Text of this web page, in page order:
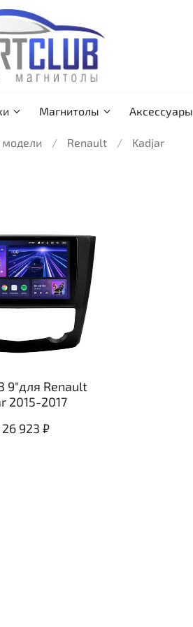
Магнитолы Аксессуары
модели Renault Kadjar
9"для Renault
2015-2017
26 923 ₽